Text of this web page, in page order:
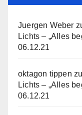
Juergen Weber
Lichts – „Alles
06.12.21
oktagon tippen zu
Lichts – „Alles
06.12.21